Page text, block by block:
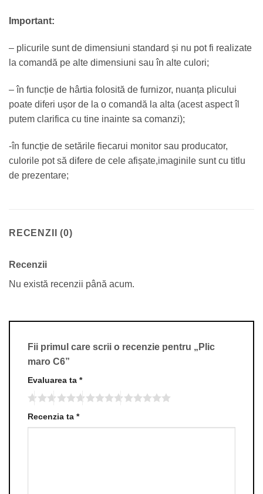
Important:
– plicurile sunt de dimensiuni standard și nu pot fi realizate
la comandă pe alte dimensiuni sau în alte culori;
– în funcție de hârtia folosită de furnizor, nuanța plicului
poate diferi ușor de la o comandă la alta (acest aspect îl
putem clarifica cu tine inainte sa comanzi);
-în funcție de setările fiecarui monitor sau producator,
culorile pot să difere de cele afișate,imaginile sunt cu titlu
de prezentare;
RECENZII (0)
Recenzii
Nu există recenzii până acum.
Fii primul care scrii o recenzie pentru „Plic
maro C6”
Evaluarea ta *
Recenzia ta *